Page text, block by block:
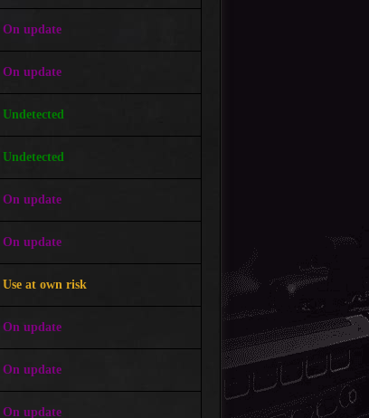
On update
On update
Undetected
Undetected
On update
On update
Use at own risk
On update
On update
On update